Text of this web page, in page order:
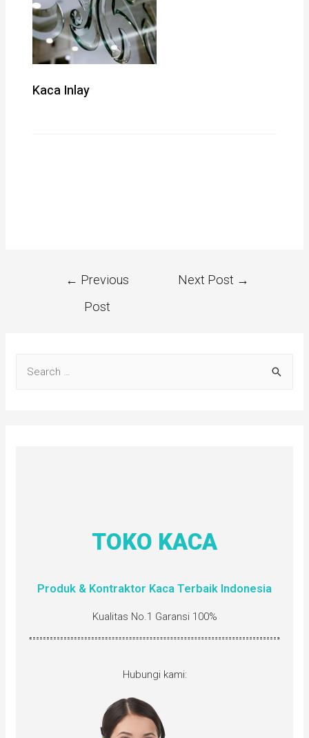
Kaca Inlay
← Previous
Post
Next Post →
TOKO KACA
Produk & Kontraktor Kaca Terbaik Indonesia
Kualitas No.1 Garansi 100%
Hubungi kami: